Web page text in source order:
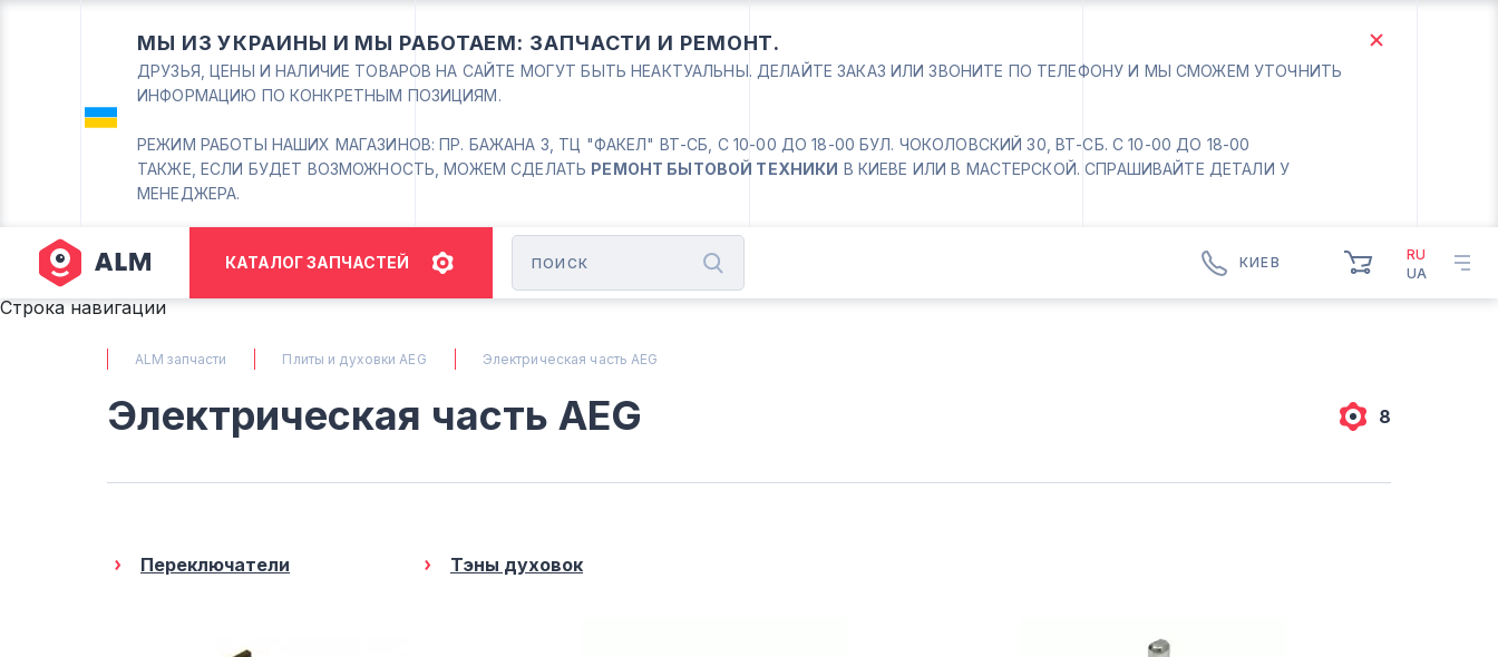
МЫ ИЗ УКРАИНЫ И МЫ РАБОТАЕМ: ЗАПЧАСТИ И РЕМОНТ.
ДРУЗЬЯ, ЦЕНЫ И НАЛИЧИЕ ТОВАРОВ НА САЙТЕ МОГУТ БЫТЬ НЕАКТУАЛЬНЫ. ДЕЛАЙТЕ ЗАКАЗ ИЛИ ЗВОНИТЕ ПО ТЕЛЕФОНУ И МЫ СМОЖЕМ УТОЧНИТЬ
ИНФОРМАЦИЮ ПО КОНКРЕТНЫМ ПОЗИЦИЯМ.
РЕЖИМ РАБОТЫ НАШИХ МАГАЗИНОВ: ПР. БАЖАНА 3, ТЦ "ФАКЕЛ" ВТ-СБ, С 10-00 ДО 18-00 БУЛ. ЧОКОЛОВСКИЙ 30, ВТ-СБ. С 10-00 ДО 18-00
ТАКЖЕ, ЕСЛИ БУДЕТ ВОЗМОЖНОСТЬ, МОЖЕМ СДЕЛАТЬ РЕМОНТ БЫТОВОЙ ТЕХНИКИ В КИЕВЕ ИЛИ В МАСТЕРСКОЙ. СПРАШИВАЙТЕ ДЕТАЛИ У
МЕНЕДЖЕРА.
КАТАЛОГ ЗАПЧАСТЕЙ КИЕВ
RU
UA
Строка навигации
ALM запчасти Плиты и духовки AEG Электрическая часть AEG
Электрическая часть AEG 8
Переключатели Тэны духовок